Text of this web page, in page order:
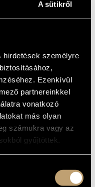
A sütikről
hirdetések személyre
Ezenkívül
partnereinkkel
vonatkozó
más olyan
számukra vagy az
gyűjtöttek.
SZIKLAVÁRI KÁROLY:
EGRESSY BÉNI (ANGOL)